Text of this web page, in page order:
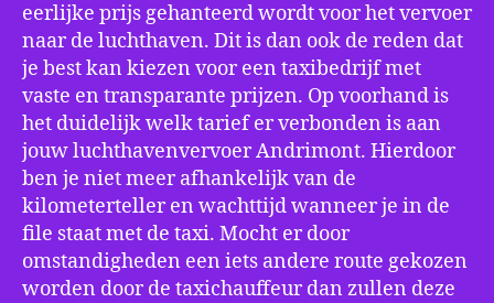
eerlijke prijs gehanteerd wordt voor het vervoer
naar de luchthaven. Dit is dan ook de reden dat
je best kan kiezen voor een taxibedrijf met
vaste en transparante prijzen. Op voorhand is
het duidelijk welk tarief er verbonden is aan
jouw luchthavenvervoer Andrimont. Hierdoor
ben je niet meer afhankelijk van de
kilometerteller en wachttijd wanneer je in de
file staat met de taxi. Mocht er door
omstandigheden een iets andere route gekozen
worden door de taxichauffeur dan zullen deze